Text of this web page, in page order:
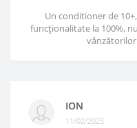
Un conditioner de
funcționalitate la 100%,
ION
11/02/2025